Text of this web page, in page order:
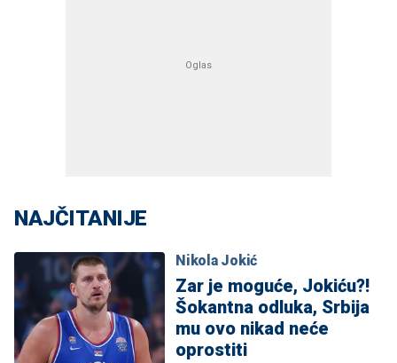
NAJČITANIJE
Nikola Jokić
Zar je moguće, Jokiću?!
Šokantna odluka, Srbija
mu ovo nikad neće
oprostiti